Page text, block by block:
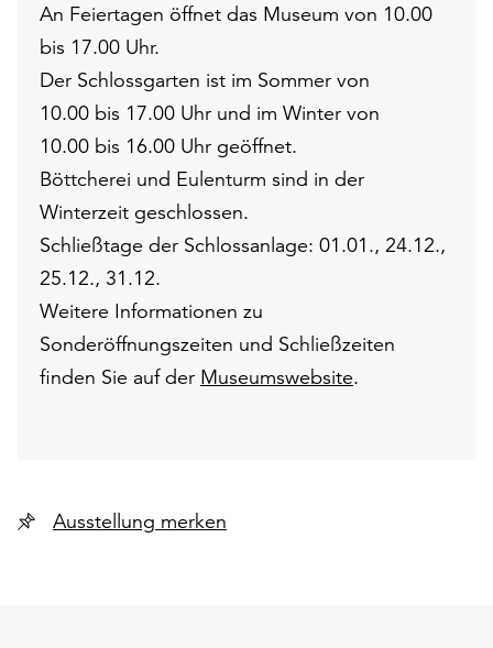
An Feiertagen öffnet das Museum von 10.00
bis 17.00 Uhr.
Der Schlossgarten ist im Sommer von
10.00 bis 17.00 Uhr und im Winter von
10.00 bis 16.00 Uhr geöffnet.
Böttcherei und Eulenturm sind in der
Winterzeit geschlossen.
Schließtage der Schlossanlage: 01.01., 24.12.,
25.12., 31.12.
Weitere Informationen zu
Sonderöffnungszeiten und Schließzeiten
finden Sie auf der Museumswebsite.
Ausstellung merken